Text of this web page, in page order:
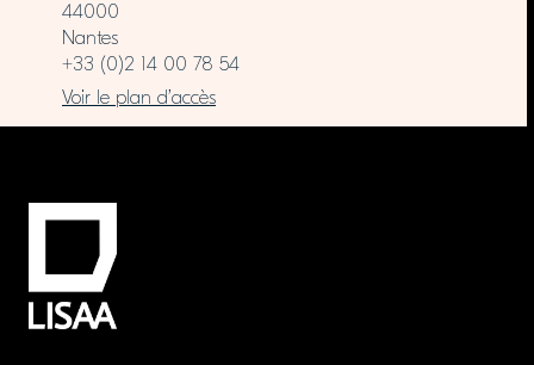
44000
Nantes
+33 (0)2 14 00 78 54
Voir le plan d’accès